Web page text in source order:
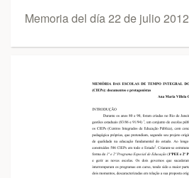
Memoria del día 22 de julio 2012